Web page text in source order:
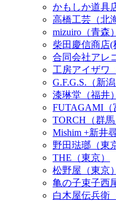
かもしか道具
高橋工芸（北
mizuiro（青森）
柴田慶信商店(
合同会社アレ
工房アイザワ
G.F.G.S.（新潟
漆琳堂（福井）
FUTAGAMI（
TORCH（群馬
Mishim +新井
野田琺瑯（東
THE（東京）
松野屋（東京）
亀の子束子西
白木屋伝兵衛